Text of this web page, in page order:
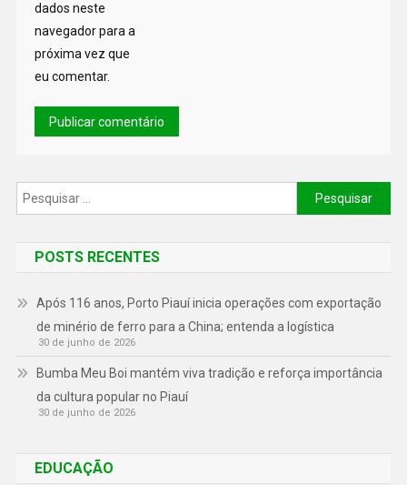
dados neste
navegador para a
próxima vez que
eu comentar.
POSTS RECENTES
Após 116 anos, Porto Piauí inicia operações com exportação
de minério de ferro para a China; entenda a logística
30 de junho de 2026
Bumba Meu Boi mantém viva tradição e reforça importância
da cultura popular no Piauí
30 de junho de 2026
EDUCAÇÃO